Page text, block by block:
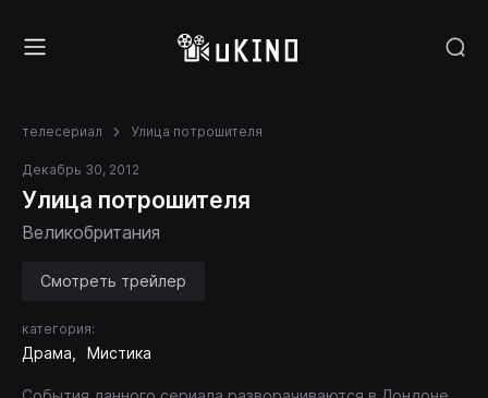
телесериал Улица потрошителя
Декабрь 30, 2012
Улица потрошителя
Великобритания
Смотреть трейлер
категория:
Драма Мистика